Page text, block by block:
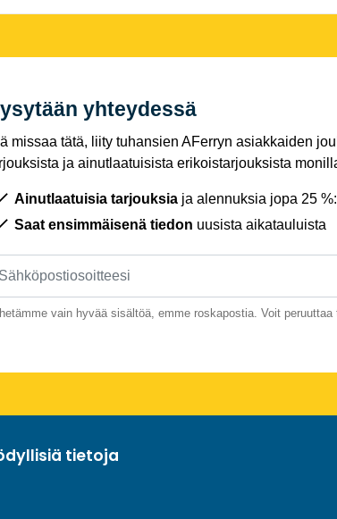
yhteydessä
missaa tätä, liity tuhansien AFerryn asiakkaiden
ja ainutlaatuisista erikoistarjouksista
Ainutlaatuisia tarjouksia ja alennuksia jopa 25
Saat ensimmäisenä tiedon uusista aikatauluista
vain hyvää sisältöä, emme roskapostia. Voit peruuttaa
tietoja